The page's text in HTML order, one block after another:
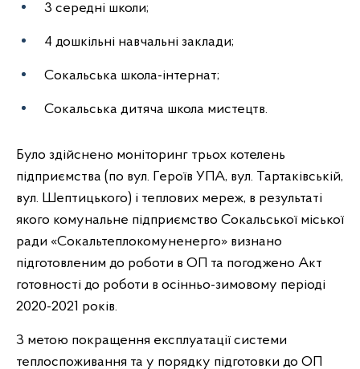
3 середні школи;
4 дошкільні навчальні заклади;
Сокальська школа-інтернат;
Сокальська дитяча школа мистецтв.
Було здійснено моніторинг трьох котелень
підприємства (по вул. Героїв УПА, вул. Тартаківській,
вул. Шептицького) і теплових мереж, в результаті
якого комунальне підприємство Сокальської міської
ради «Сокальтеплокомуненерго» визнано
підготовленим до роботи в ОП та погоджено Акт
готовності до роботи в осінньо-зимовому періоді
2020-2021 років.
З метою покращення експлуатації системи
теплоспоживання та у порядку підготовки до ОП